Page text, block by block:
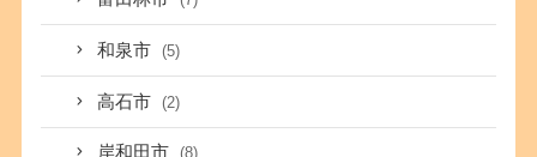
和泉市 (5)
高石市 (2)
岸和田市 (8)